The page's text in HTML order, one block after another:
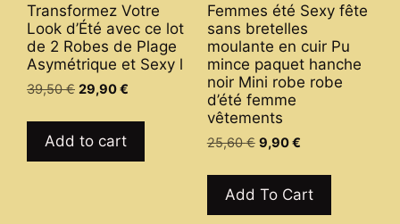
chosen
on
the
product
page
Transformez Votre
Look d’Été avec ce lot
de 2 Robes de Plage
Asymétrique et Sexy l
39,50€ Original
was:
39,50 €.
29,90€
is:
Add to cart
Femmes été Sexy fête
sans bretelles
moulante en cuir Pu
mince paquet hanche
noir Mini robe robe
d’été femme
vêtements
25,60€ Original
was:
25,60 €.
9,90€Current
is:
9,90 €.
Add To Cart
has